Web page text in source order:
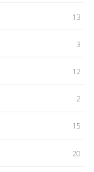
13
3
12
2
15
20